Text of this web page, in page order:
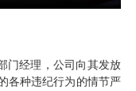
经理，公司向其发放
各种违纪行为的情节严